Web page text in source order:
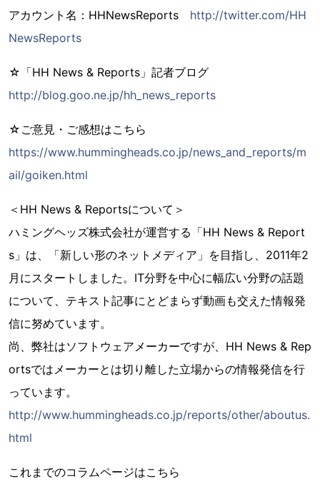
アカウント名：HHNewsReports http://twitter.com/HH
NewsReports
☆「HH News & Reports」記者ブログ
http://blog.goo.ne.jp/hh_news_reports
☆ご意見・ご感想はこちら
https://www.hummingheads.co.jp/news_and_reports/m
ail/goiken.html
＜HH News & Reportsについて＞
ハミングヘッズ株式会社が運営する「HH News & Report
s」は、「新しい形のネットメディア」を目指し、2011年2
月にスタートしました。IT分野を中心に幅広い分野の話題
について、テキスト記事にとどまらず動画も交えた情報発
信に努めています。
尚、弊社はソフトウェアメーカーですが、HH News & Rep
ortsではメーカーとは切り離した立場からの情報発信を行
っています。
http://www.hummingheads.co.jp/reports/other/aboutus.
html
これまでのコラムページはこちら